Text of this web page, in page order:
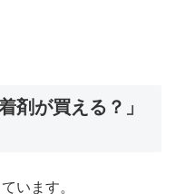
剤が買える？」
います。